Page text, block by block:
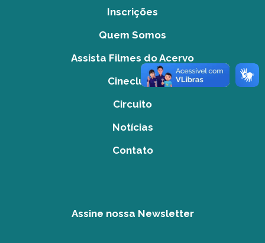
Inscrições
Quem Somos
Assista Filmes do Acervo
Cineclube
Circuito
Notícias
Contato
Assine nossa Newsletter